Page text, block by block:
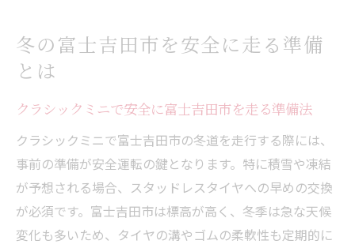
冬の富士吉田市を安全に走る準備
とは
クラシックミニで安全に富士吉田市を走る準備法
クラシックミニで富士吉田市の冬道を走行する際には、
事前の準備が安全運転の鍵となります。特に積雪や凍結
が予想される場合、スタッドレスタイヤへの早めの交換
が必須です。富士吉田市は標高が高く、冬季は急な天候
変化も多いため、タイヤの溝やゴムの柔軟性も定期的に